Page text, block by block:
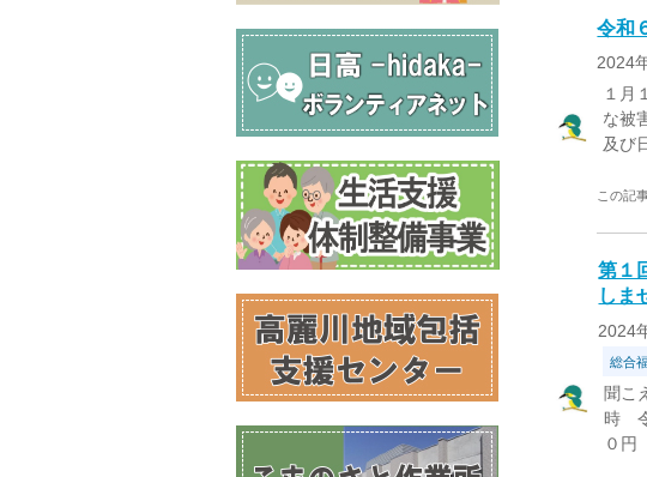
令和
2024
１月
な被
及び
この記
第１
しま
2024
総合
聞こ
時
０円